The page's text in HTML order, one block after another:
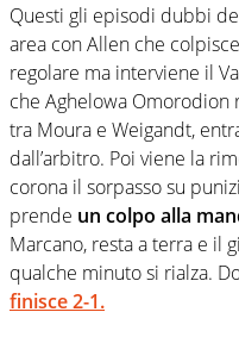
Questi gli episodi dubbi
area con Allen che
regolare ma interviene il
che Aghelowa Omorodion
tra Moura e Weigandt,
dall’arbitro. Poi viene la
corona il sorpasso su
prende un colpo alla
Marcano, resta a terra e il
qualche minuto si rialza.
finisce 2-1.